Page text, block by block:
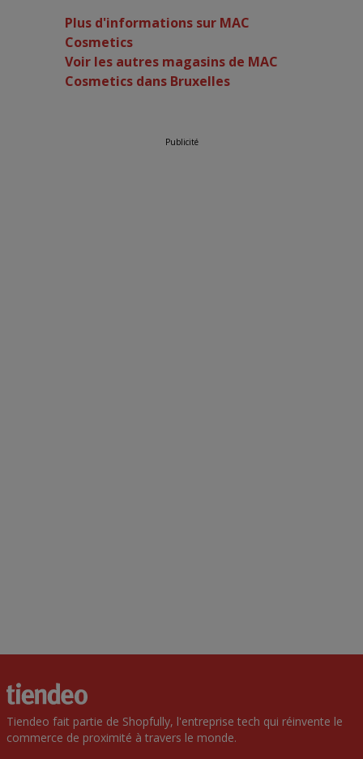
Plus d'informations sur MAC
Cosmetics
Voir les autres magasins de MAC
Cosmetics dans Bruxelles
Publicité
Tiendeo fait partie de Shopfully, l'entreprise tech qui réinvente le
commerce de proximité à travers le monde.